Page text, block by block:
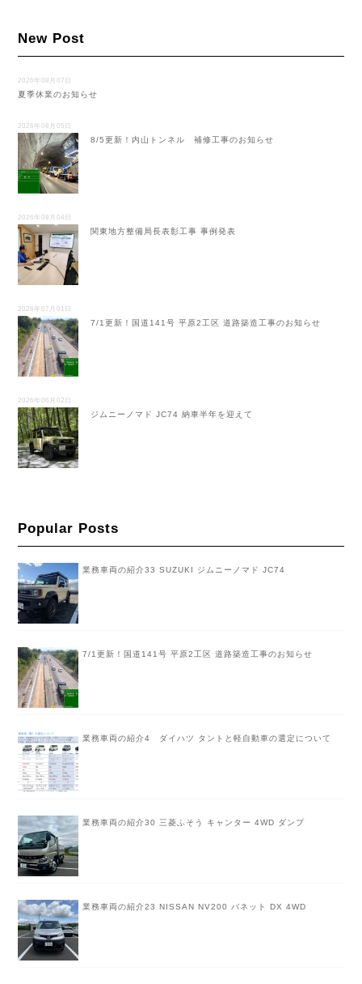
New Post
2026年08月07日
夏季休業のお知らせ
2026年08月05日
8/5更新！内山トンネル 補修工事のお知らせ
2026年08月04日
関東地方整備局長表彰工事 事例発表
2026年07月01日
7/1更新！国道141号 平原2工区 道路築造工事のお知らせ
2026年06月02日
ジムニーノマド JC74 納車半年を迎えて
Popular Posts
業務車両の紹介33 SUZUKI ジムニーノマド JC74
7/1更新！国道141号 平原2工区 道路築造工事のお知らせ
業務車両の紹介4 ダイハツ タントと軽自動車の選定について
業務車両の紹介30 三菱ふそう キャンター 4WD ダンプ
業務車両の紹介23 NISSAN NV200 バネット DX 4WD